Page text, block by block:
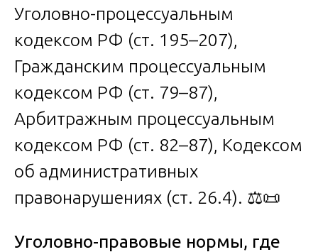
Уголовно-процессуальным
кодексом РФ (ст. 195–207),
Гражданским процессуальным
кодексом РФ (ст. 79–87),
Арбитражным процессуальным
кодексом РФ (ст. 82–87), Кодексом
об административных
правонарушениях (ст. 26.4). ⚖️📜
Уголовно-правовые нормы, где